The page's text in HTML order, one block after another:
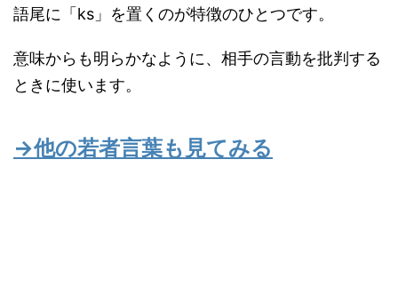
語尾に「ks」を置くのが特徴のひとつです。
意味からも明らかなように、相手の言動を批判する
ときに使います。
→他の若者言葉も見てみる